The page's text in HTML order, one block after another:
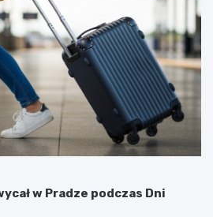
w Pradze podczas Dni